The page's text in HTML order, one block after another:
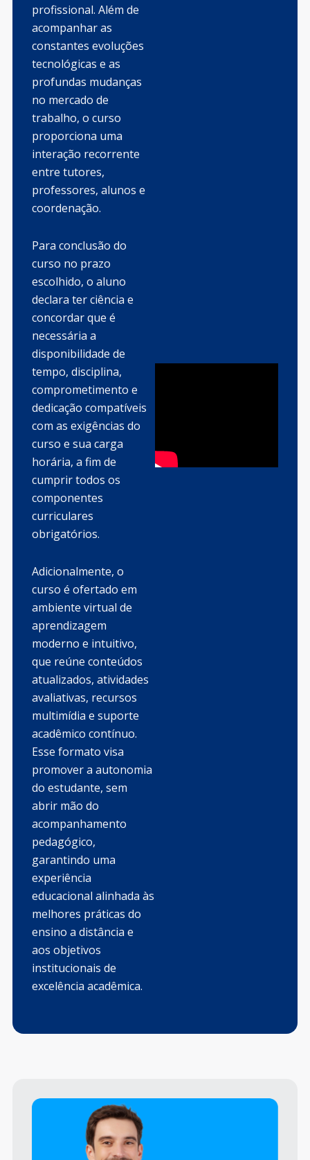
profissional. Além de
acompanhar as
constantes evoluções
tecnológicas e as
profundas mudanças
no mercado de
trabalho, o curso
proporciona uma
interação recorrente
entre tutores,
professores, alunos e
coordenação.
Para conclusão do
curso no prazo
escolhido, o aluno
declara ter ciência e
concordar que é
necessária a
disponibilidade de
tempo, disciplina,
comprometimento e
dedicação compatíveis
com as exigências do
curso e sua carga
horária, a fim de
cumprir todos os
componentes
curriculares
obrigatórios.
Adicionalmente, o
curso é ofertado em
ambiente virtual de
aprendizagem
moderno e intuitivo,
que reúne conteúdos
atualizados, atividades
avaliativas, recursos
multimídia e suporte
acadêmico contínuo.
Esse formato visa
promover a autonomia
do estudante, sem
abrir mão do
acompanhamento
pedagógico,
garantindo uma
experiência
educacional alinhada às
melhores práticas do
ensino a distância e
aos objetivos
institucionais de
excelência acadêmica.